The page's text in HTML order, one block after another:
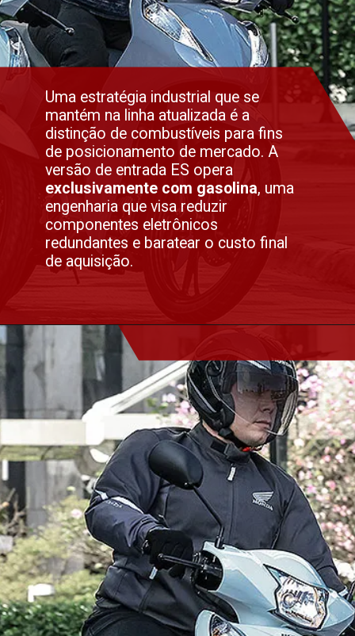
Uma estratégia industrial que se
mantém na linha atualizada é a
distinção de combustíveis para fins
de posicionamento de mercado. A
versão de entrada ES opera
exclusivamente com gasolina, uma
engenharia que visa reduzir
componentes eletrônicos
redundantes e baratear o custo final
de aquisição.